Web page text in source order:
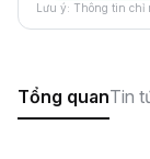
Lưu ý: Thông tin chỉ
Tổng quanTin